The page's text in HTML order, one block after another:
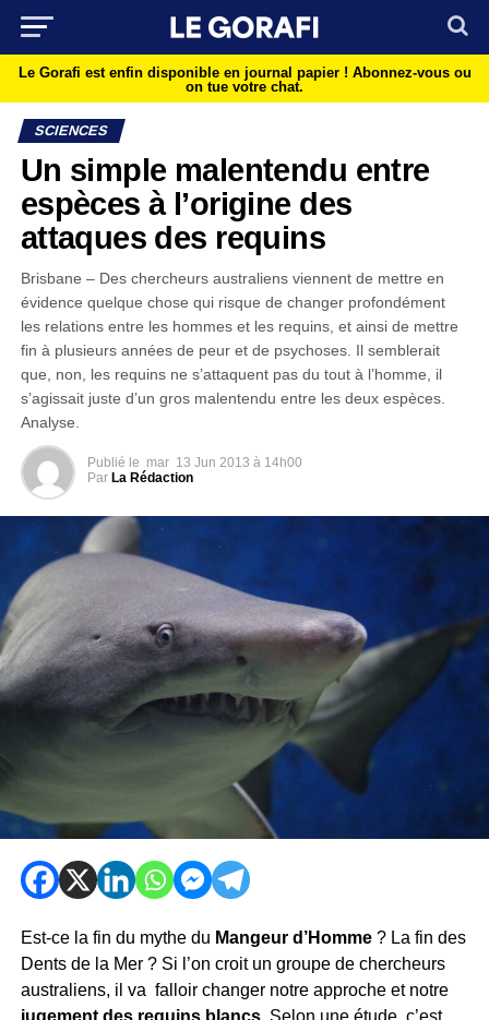
Le Gorafi est enfin disponible en journal papier ! Abonnez-vous ou
on tue votre chat.
SCIENCES
Un simple malentendu entre
espèces à l’origine des
attaques des requins
Brisbane – Des chercheurs australiens viennent de mettre en
évidence quelque chose qui risque de changer profondément
les relations entre les hommes et les requins, et ainsi de mettre
fin à plusieurs années de peur et de psychoses. Il semblerait
que, non, les requins ne s’attaquent pas du tout à l’homme, il
s’agissait juste d’un gros malentendu entre les deux espèces.
Analyse.
Publié le mar 13 Jun 2013 à 14h00
Par La Rédaction
Est-ce la fin du mythe du Mangeur d’Homme? La fin des
Dents de la Mer ? Si l’on croit un groupe de chercheurs
australiens, il va falloir changer notre approche et notre